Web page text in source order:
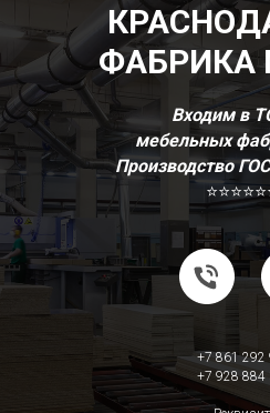
ФАБРИКА
Входим в
мебельных
Производство
+7 861 292
+7 928 884